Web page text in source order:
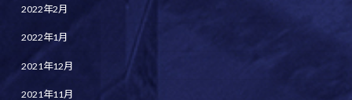
2022年2月
2022年1月
2021年12月
2021年11月